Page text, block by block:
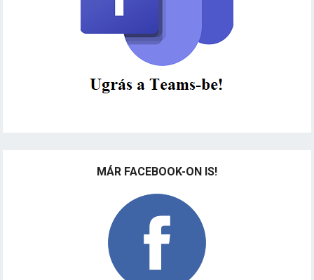
MÁR FACEBOOK-ON IS!